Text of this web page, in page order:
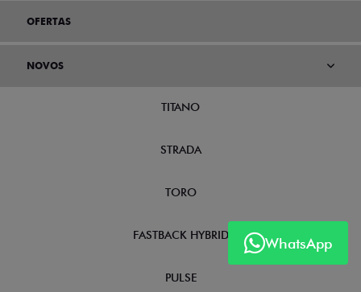
WhatsApp
OFERTAS
NOVOS
TITANO
STRADA
TORO
FASTBACK HYBRID
PULSE